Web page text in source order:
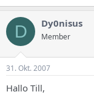
D Dy0nisus
Member
31. Okt. 2007
Hallo Till,